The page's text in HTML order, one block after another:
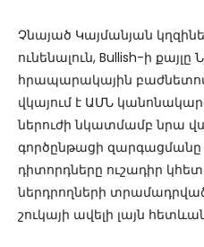
Չնայած Կայմանյան
ունենալուն, Bullish-ի քայլը
հրապարակային
վկայում է ԱՄՆ
ներուժի նկատմամբ նրա
գործընթացի զարգացմանը
դիտորդները ուշադիր
ներդրողների
շուկայի ավելի լայն